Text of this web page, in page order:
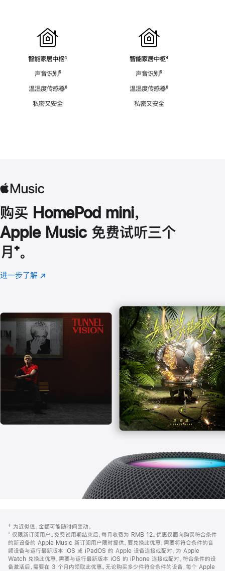
智能家居中枢脚
⁴
声音识别脚
⁵
温湿度传感器脚
⁶
私密又安全
智能家居中枢脚
⁴
声音识别脚
⁵
温湿度传感器脚
⁶
私密又安全
购买 HomePod mini，
Apple Music 免费试听三个
月 脚
注
⁺。
进一步了解 Apple
(在
口
中
打
开)
页
页
脚
注
‡ 为近似值。金额可能随时间变动。
⁺ 仅限新订阅用户。免费试用期结束后，每月收费为 RMB 12。优惠仅面向购买符合条件
的新设备的 Apple Music 新订阅用户限时提供。要兑换此优惠，需要将符合条件的音
频设备与运行最新版本 iOS 或 iPadOS 的 Apple 设备连接或配对。为 Apple
Watch 兑换此优惠，需要与运行最新版本 iOS 的 iPhone 连接或配对。符合条件的设
备激活后，需要在 3 个月内领取此优惠。无论购买多少件符合条件的设备，每个 Apple